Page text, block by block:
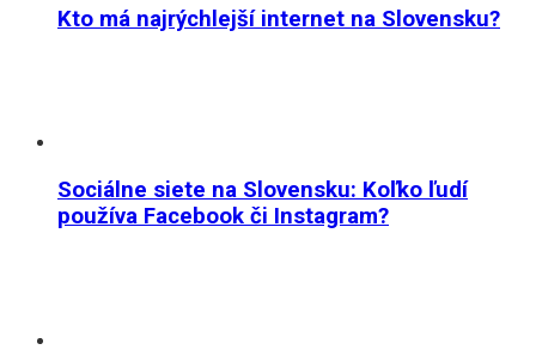
Kto má najrýchlejší internet na Slovensku?
Sociálne siete na Slovensku: Koľko ľudí
používa Facebook či Instagram?